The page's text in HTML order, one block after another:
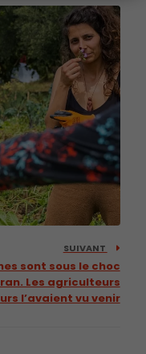
SUIVANT
sont sous le choc
Les agriculteurs
l’avaient vu venir